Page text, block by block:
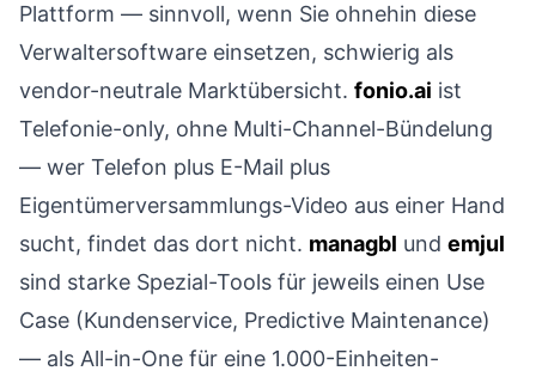
Plattform — sinnvoll, wenn Sie ohnehin diese
Verwaltersoftware einsetzen, schwierig als
vendor-neutrale Marktübersicht. fonio.ai ist
Telefonie-only, ohne Multi-Channel-Bündelung
— wer Telefon plus E-Mail plus
Eigentümerversammlungs-Video aus einer Hand
sucht, findet das dort nicht. managbl und emjul
sind starke Spezial-Tools für jeweils einen Use
Case (Kundenservice, Predictive Maintenance)
— als All-in-One für eine 1.000-Einheiten-